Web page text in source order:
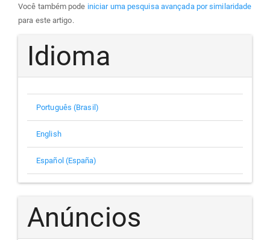
Você também pode iniciar uma pesquisa avançada por similaridade
para este artigo.
Idioma
Português (Brasil)
English
Español (España)
Anúncios